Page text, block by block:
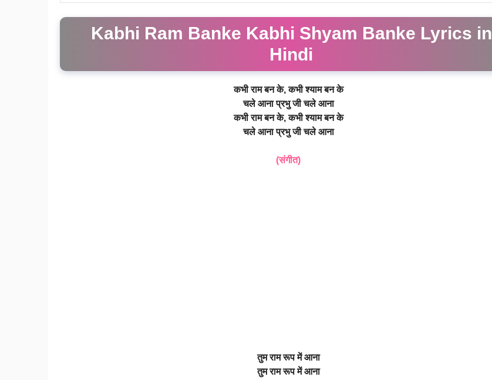
Kabhi Ram Banke Kabhi Shyam Banke Lyrics in
Hindi
कभी राम बन के, कभी श्याम बन के
चले आना प्रभु जी चले आना
कभी राम बन के, कभी श्याम बन के
चले आना प्रभु जी चले आना
(संगीत)
तुम राम रूप में आना
तुम राम रूप में आना